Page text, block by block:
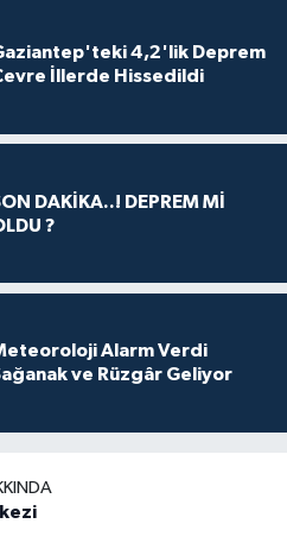
4,2'lik Deprem
İllerde Hissedildi
DAKİKA..! DEPREM Mİ
?
Alarm Verdi
ve Rüzgâr Geliyor